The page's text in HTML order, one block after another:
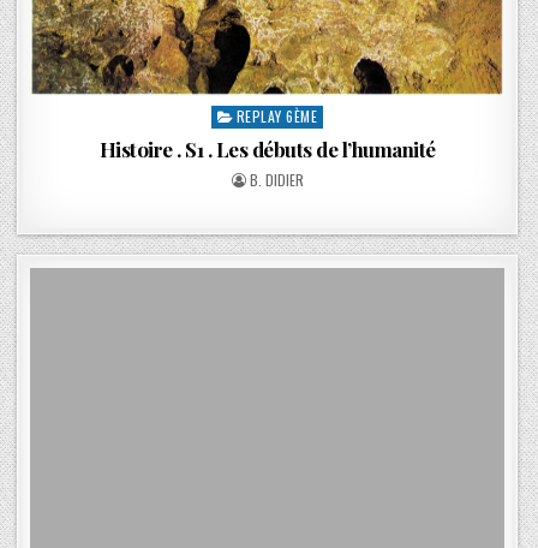
REPLAY 6ÈME
Histoire . S1 . Les débuts de l’humanité
B. DIDIER